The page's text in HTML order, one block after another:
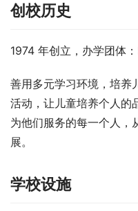
创校历史
1974 年创立，办学团体
善用多元学习环境，培养
活动，让儿童培养个人的
为他们服务的每一个人，
展。
学校设施